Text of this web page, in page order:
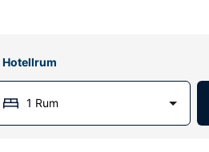
Hotellrum
1 Rum